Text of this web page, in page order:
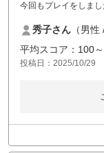
今回もプレイをしま
秀子さん （男性
平均スコア：100
投稿日：2025/10/29